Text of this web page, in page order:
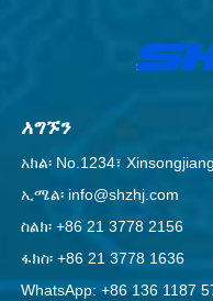
አግኙን
አክል፡ No.1234፣
ኢሜል፡ info@shzhj.com
ስልክ፡ +86 21 3778 2156
ፋክስ፡ +86 21 3778 1636
WhatsApp: +86 136 1187